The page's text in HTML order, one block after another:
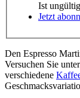
Ist ungültig
Jetzt
Den Espresso
Versuchen Sie
verschiedene